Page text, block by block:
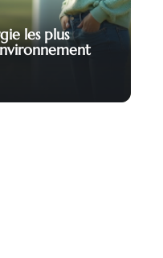
les plus